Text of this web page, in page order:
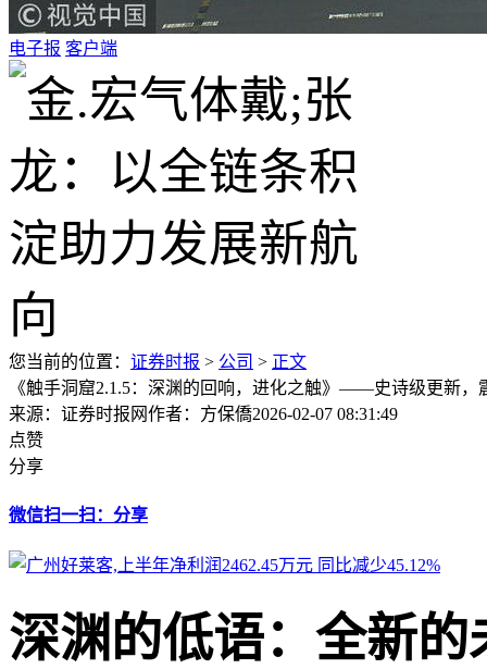
电子报 客户端
您当前的位置： 证券时报 > 公司 > 正文
《触手洞窟2.1.5：深渊的回响，进化之触》——史诗级更新，
来源：证券时报网作者：方保僑2026-02-07 08:31:49
点赞
分享
微信扫一扫：分享
深渊的低语：全新